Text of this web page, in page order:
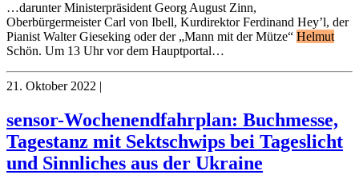
…darunter Ministerpräsident Georg August Zinn,
Oberbürgermeister Carl von Ibell, Kurdirektor Ferdinand Hey’l, der
Pianist Walter Gieseking oder der „Mann mit der Mütze“ Helmut
Schön. Um 13 Uhr vor dem Hauptportal…
21. Oktober 2022 |
sensor-Wochenendfahrplan: Buchmesse,
Tagestanz mit Sektschwips bei Tageslicht
und Sinnliches aus der Ukraine